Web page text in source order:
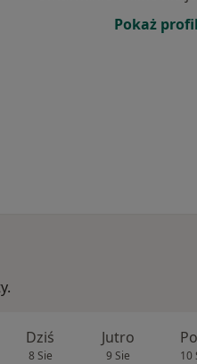
Pokaż profil
Dziś
8 Sie
Jutro
9 Sie 10